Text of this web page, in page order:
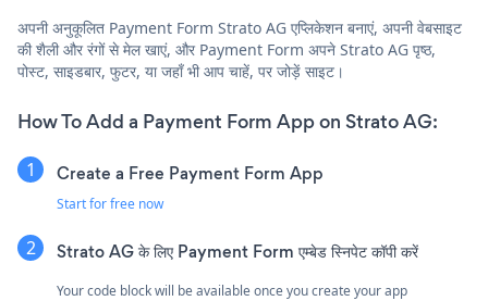
अपनी अनुकूलित Payment Form Strato AG एप्लिकेशन बनाएं, अपनी वेबसाइट
की शैली और रंगों से मेल खाएं, और Payment Form अपने Strato AG पृष्ठ,
पोस्ट, साइडबार, फुटर, या जहाँ भी आप चाहें, पर जोड़ें साइट।
How To Add a Payment Form App on Strato AG:
Create a Free Payment Form App
Start for free now
Strato AG के लिए Payment Form एम्बेड स्निपेट कॉपी करें
Your code block will be available once you create your app